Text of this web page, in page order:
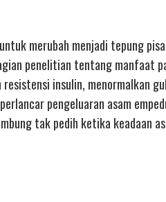
merubah menjadi tepung
penelitian tentang manfaat
insulin, menormalkan
pengeluaran asam
tak pedih ketika keadaan